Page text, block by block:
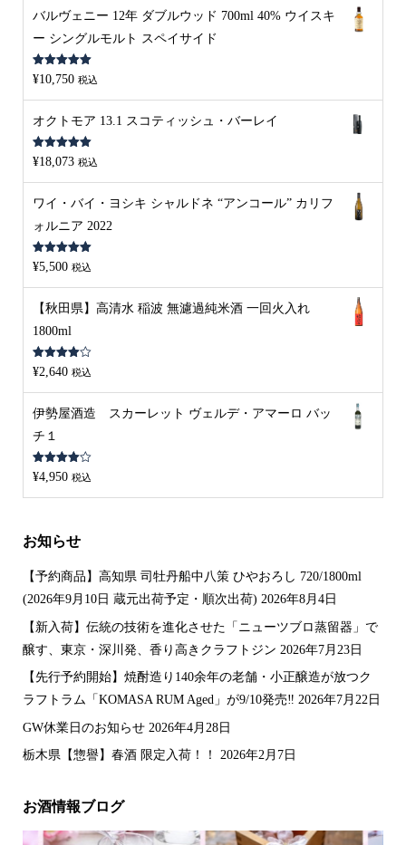
バルヴェニー 12年 ダブルウッド 700ml 40% ウイスキ
ー シングルモルト スペイサイド
5段階中5.00
の評価
¥10,750 税込
オクトモア 13.1 スコティッシュ・バーレイ
5段階中5.00
の評価
¥18,073 税込
ワイ・バイ・ヨシキ シャルドネ “アンコール” カリフ
ォルニア 2022
5段階中 5.00
の評価
¥5,500 税込
【秋田県】高清水 稲波 無濾過純米酒 一回火入れ
1800ml
5段階中
4.00の評
¥2,640 税込
伊勢屋酒造 スカーレット ヴェルデ・アマーロ バッ
チ１
5段階中
4.00の評
¥4,950 税込
お知らせ
【予約商品】高知県 司牡丹船中八策 ひやおろし 720/1800ml
(2026年9月10日 蔵元出荷予定・順次出荷) 2026年8月4日
【新入荷】伝統の技術を進化させた「ニューツブロ蒸留器」で
醸す、東京・深川発、香り高きクラフトジン 2026年7月23日
【先行予約開始】焼酎造り140余年の老舗・小正醸造が放つク
ラフトラム「KOMASA RUM Aged」が9/10発売‼️ 2026年7月22日
GW休業日のお知らせ 2026年4月28日
栃木県【惣譽】春酒 限定入荷！！ 2026年2月7日
お酒情報ブログ